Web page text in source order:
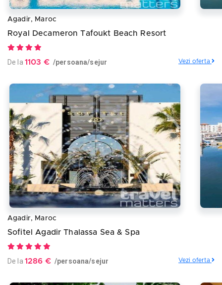
Agadir, Maroc
Royal Decameron Tafoukt Beach Resort
De la 1103 € /persoana/sejur Vezi oferta
Agadir, Maroc
Sofitel Agadir Thalassa Sea & Spa
De la 1286 € /persoana/sejur Vezi oferta